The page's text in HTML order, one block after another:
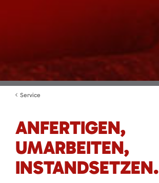
Service
ANFERTIGEN,
UMARBEITEN,
INSTANDSETZEN.